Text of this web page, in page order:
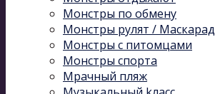
Монстры по обмену
Монстры рулят / Маскарад
Монстры с питомцами
Монстры спорта
Мрачный пляж